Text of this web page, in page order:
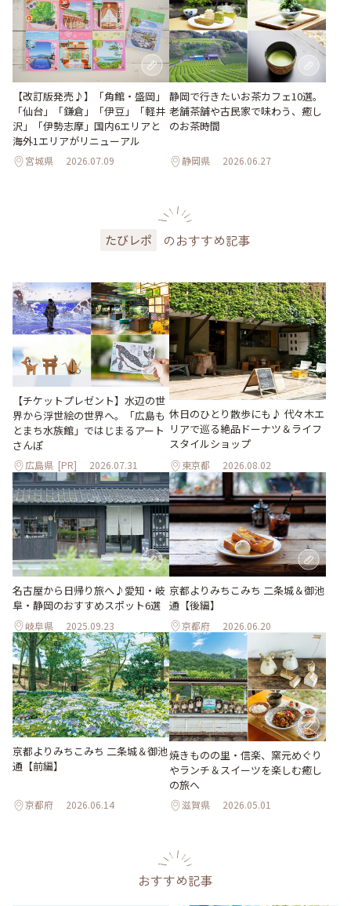
【改訂版発売♪】「角館・盛岡」
「仙台」「鎌倉」「伊豆」「軽井
沢」「伊勢志摩」国内6エリアと
海外1エリアがリニューアル
宮城県 2026.07.09
静岡で行きたいお茶カフェ10選。
老舗茶舗や古民家で味わう、癒し
のお茶時間
静岡県 2026.06.27
たびレポ のおすすめ記事
【チケットプレゼント】水辺の世
界から浮世絵の世界へ。「広島も
とまち水族館」ではじまるアート
さんぽ
広島県 [PR] 2026.07.31
休日のひとり散歩にも♪ 代々木エ
リアで巡る絶品ドーナツ＆ライフ
スタイルショップ
東京都 2026.08.02
名古屋から日帰り旅へ♪愛知・岐
阜・静岡のおすすめスポット6選
岐阜県 2025.09.23
京都よりみちこみち 二条城＆御池
通【後編】
京都府 2026.06.20
京都よりみちこみち 二条城＆御池
通【前編】
京都府 2026.06.14
焼きものの里・信楽、窯元めぐり
やランチ＆スイーツを楽しむ癒し
の旅へ
滋賀県 2026.05.01
おすすめ記事